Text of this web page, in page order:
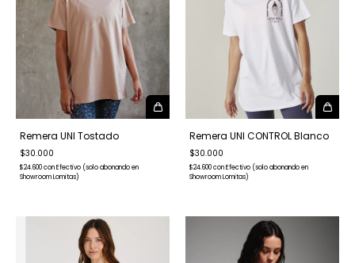
Remera UNI Tostado
$30.000
$24.600conEfectivo (solo abonando en
Showroom Lomitas)
Remera UNI CONTROL Blanco
$30.000
$24.600conEfectivo (solo abonando en
Showroom Lomitas)